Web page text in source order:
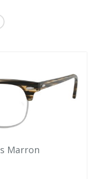
Marron